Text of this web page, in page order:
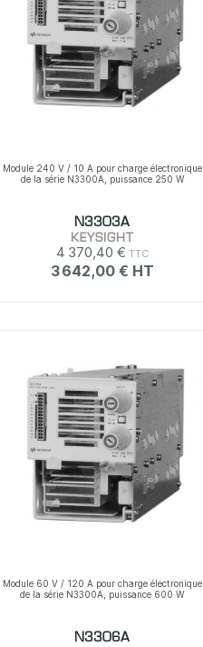
Module 240 V / 10 A pour charge électronique
de la série N3300A, puissance 250 W
N3303A
KEYSIGHT
4 370,40 €
3 642,00 €
Module 60 V / 120 A pour charge électronique
de la série N3300A, puissance 600 W
N3306A